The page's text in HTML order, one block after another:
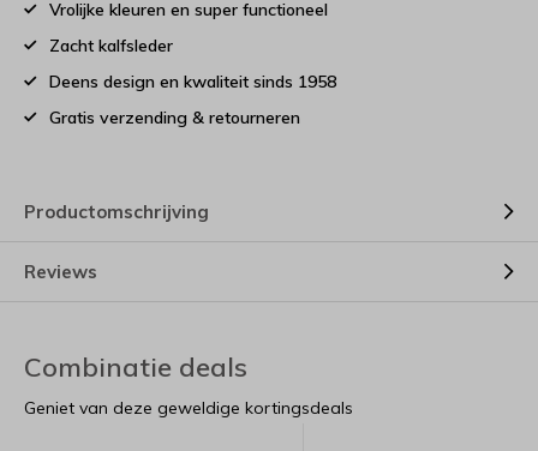
Vrolijke kleuren en super functioneel
Zacht kalfsleder
Deens design en kwaliteit sinds 1958
Gratis verzending & retourneren
Productomschrijving
Reviews
Combinatie deals
Geniet van deze geweldige kortingsdeals